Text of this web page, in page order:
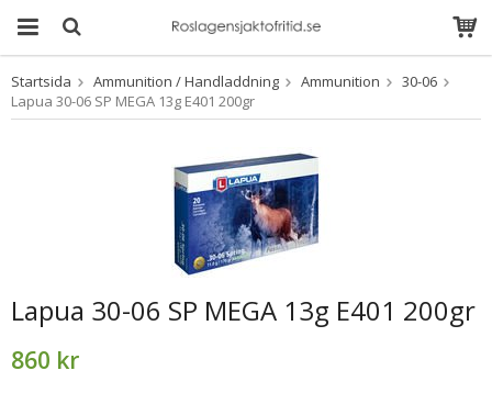
Produkten har blivit
tillagd i varukorgen
Startsida Ammunition / Handladdning Ammunition
30-06
Lapua 30-06 SP MEGA 13g E401 200gr
Lapua 30-06 SP MEGA 13g E401 200gr
860 kr